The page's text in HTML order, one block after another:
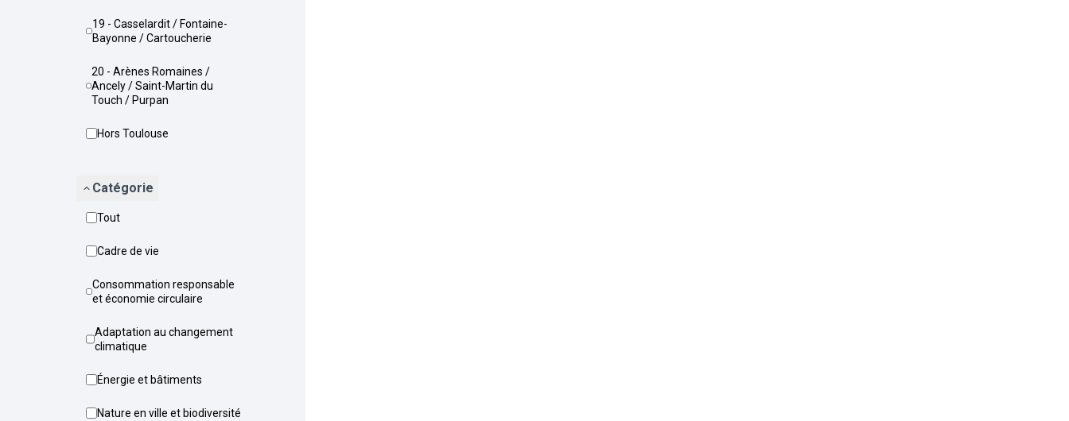
19 - Casselardit / Fontaine-
Bayonne / Cartoucherie
20 - Arènes Romaines /
Ancely / Saint-Martin du
Touch / Purpan
Hors Toulouse
Catégorie
Tout
Cadre de vie
Consommation responsable
et économie circulaire
Adaptation au changement
climatique
Énergie et bâtiments
Nature en ville et biodiversité